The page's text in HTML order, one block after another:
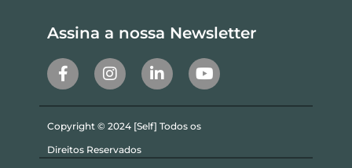
Assina a nossa Newsletter
Copyright © 2024 [Self] Todos os
Direitos Reservados